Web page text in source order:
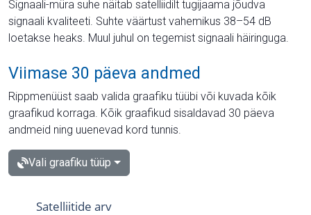
Signaali-müra suhe näitab satelliidilt tugijaama jõudva
signaali kvaliteeti. Suhte väärtust vahemikus 38–54 dB
loetakse heaks. Muul juhul on tegemist signaali häiringuga.
Viimase 30 päeva andmed
Rippmenüüst saab valida graafiku tüübi või kuvada kõik
graafikud korraga. Kõik graafikud sisaldavad 30 päeva
andmeid ning uuenevad kord tunnis.
Vali graafiku tüüp
Satelliitide arv